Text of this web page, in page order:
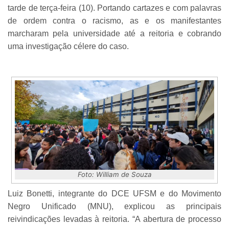
tarde de terça-feira (10). Portando cartazes e com palavras
de ordem contra o racismo, as e os manifestantes
marcharam pela universidade até a reitoria e cobrando
uma investigação célere do caso.
Foto: William de Souza
Luiz Bonetti, integrante do DCE UFSM e do Movimento
Negro Unificado (MNU), explicou as principais
reivindicações levadas à reitoria. “A abertura de processo